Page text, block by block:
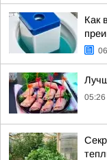
Как
05:26